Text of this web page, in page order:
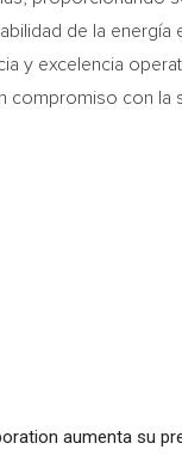
de la energía
y excelencia
con la
aumenta su